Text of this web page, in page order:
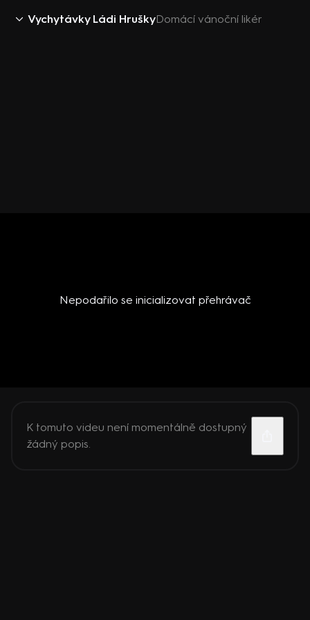
Vychytávky Ládi HruškyDomácí vánoční likér
Nepodařilo se inicializovat přehrávač
K tomuto videu není momentálně dostupný
žádný popis.